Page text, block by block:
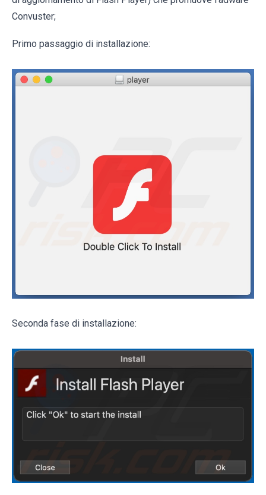
Convuster;
Primo passaggio di installazione:
Seconda fase di installazione: